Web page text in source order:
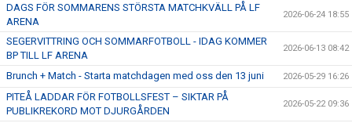
DAGS FÖR SOMMARENS STÖRSTA MATCHKVÄLL PÅ LF
ARENA
2026-06-24 18:55
SEGERVITTRING OCH SOMMARFOTBOLL - IDAG KOMMER
BP TILL LF ARENA
2026-06-13 08:42
Brunch + Match - Starta matchdagen med oss den 13 juni 2026-05-29 16:26
PITEÅ LADDAR FÖR FOTBOLLSFEST – SIKTAR PÅ
PUBLIKREKORD MOT DJURGÅRDEN
2026-05-22 09:36